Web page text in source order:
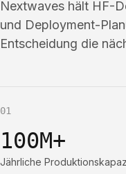
Nextwaves hält HF-
und Deployment-
Entscheidung die
01
100M+
Jährliche